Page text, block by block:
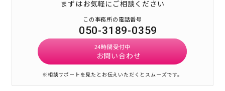
まずはお気軽にご相談ください
この事務所の電話番号
050-3189-0359
24時間受付中
お問い合わせ
※相談サポートを見たとお伝えいただくとスムーズです。